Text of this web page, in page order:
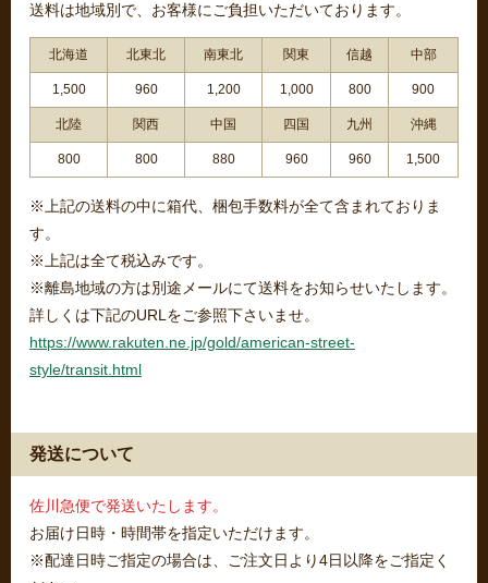
送料は地域別で、お客様にご負担いただいております。
北海道 北東北 南東北 関東 信越 中部
1,500 960 1,200 1,000 800 900
北陸 関西 中国 四国 九州 沖縄
800 800 880 960 960 1,500
※上記の送料の中に箱代、梱包手数料が全て含まれておりま
す。
※上記は全て税込みです。
※離島地域の方は別途メールにて送料をお知らせいたします。
詳しくは下記のURLをご参照下さいませ。
https://www.rakuten.ne.jp/gold/american-street-
style/transit.html
発送について
佐川急便で発送いたします。
お届け日時・時間帯を指定いただけます。
※配達日時ご指定の場合は、ご注文日より4日以降をご指定く